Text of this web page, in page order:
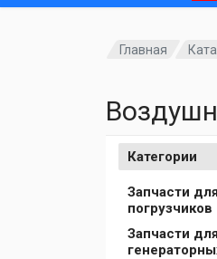
Главная
Категории
Запчасти
погрузчиков
Запчасти